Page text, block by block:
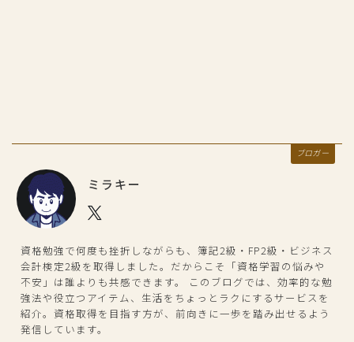
ブロガー
ミラキー
資格勉強で何度も挫折しながらも、簿記2級・FP2級・ビジネス
会計検定2級を取得しました。だからこそ「資格学習の悩みや
不安」は誰よりも共感できます。 このブログでは、効率的な勉
強法や役立つアイテム、生活をちょっとラクにするサービスを
紹介。資格取得を目指す方が、前向きに一歩を踏み出せるよう
発信しています。